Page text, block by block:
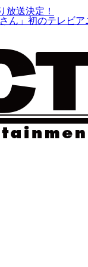
放送決定！
ん」初のテレビ